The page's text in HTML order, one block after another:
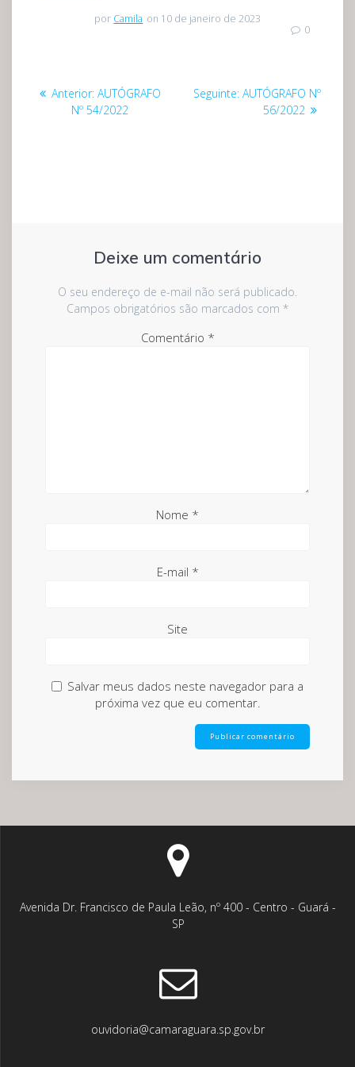
por Camila on 10 de janeiro de 2023
0
Navegação
Anterior: Post
anterior:
AUTÓGRAFO
Nº 54/2022
Seguinte: Post
seguinte:
AUTÓGRAFO Nº
56/2022
Deixe um comentário
O seu endereço de e-mail não será publicado.
Campos obrigatórios são marcados com *
Comentário *
Nome *
E-mail *
Site
Salvar meus dados neste navegador para a
próxima vez que eu comentar.
Avenida Dr. Francisco de Paula Leão, nº 400 - Centro - Guará -
SP
ouvidoria@camaraguara.sp.gov.br